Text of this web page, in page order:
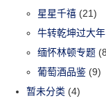
星星千禧 (21)
牛转乾坤过大年
缅怀林顿专题
葡萄酒品鉴 (9)
暂未分类 (4)